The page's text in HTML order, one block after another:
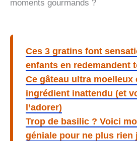
moments gourmands ?
Ces 3 gratins font
enfants en redemandent
Ce gâteau ultra moelleux
ingrédient inattendu (et
l’adorer)
Trop de basilic ? Voici
géniale pour ne plus rien